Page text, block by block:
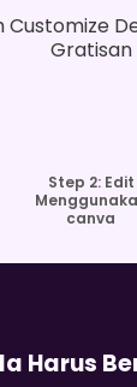
Customize
Gratisan
Step 2: Edit
canva
Harus